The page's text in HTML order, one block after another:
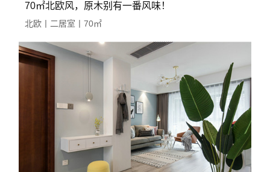
70㎡北欧风，原木别有一番风味！
北欧丨二居室丨70㎡